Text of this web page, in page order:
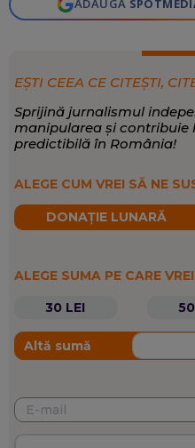
ADAUGĂ
EȘTI CEEA CE CITEȘTI,
Sprijină jurnalismul
manipularea și contribuie
predictibilă în România!
ALEGE CUM VREI SĂ NE
DONAȚIE LUNARĂ
ALEGE SUMA PE CARE
30 LEI
Altă sumă